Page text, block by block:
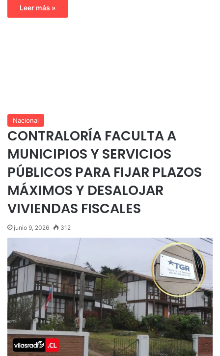
Leer más »
Nacional
CONTRALORÍA FACULTA A
MUNICIPIOS Y SERVICIOS
PÚBLICOS PARA FIJAR PLAZOS
MÁXIMOS Y DESALOJAR
VIVIENDAS FISCALES
junio 9, 2026 312